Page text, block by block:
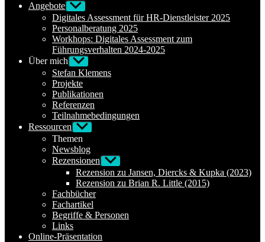
Angebote Untermenü
anzeigen
Digitales Assessment für HR-Dienstleister 2025
Personalberatung 2025
Workhops: Digitales Assessment zum
Führungsverhalten 2024-2025
Über mich Untermenü
anzeigen
Stefan Klemens
Projekte
Publikationen
Referenzen
Teilnahmebedingungen
Ressourcen Untermenü
anzeigen
Themen
Newsblog
Rezensionen Untermenü
anzeigen
Rezension zu Jansen, Diercks & Kupka (2023)
Rezension zu Brian R. Little (2015)
Fachbücher
Fachartikel
Begriffe & Personen
Links
Online-Präsentation